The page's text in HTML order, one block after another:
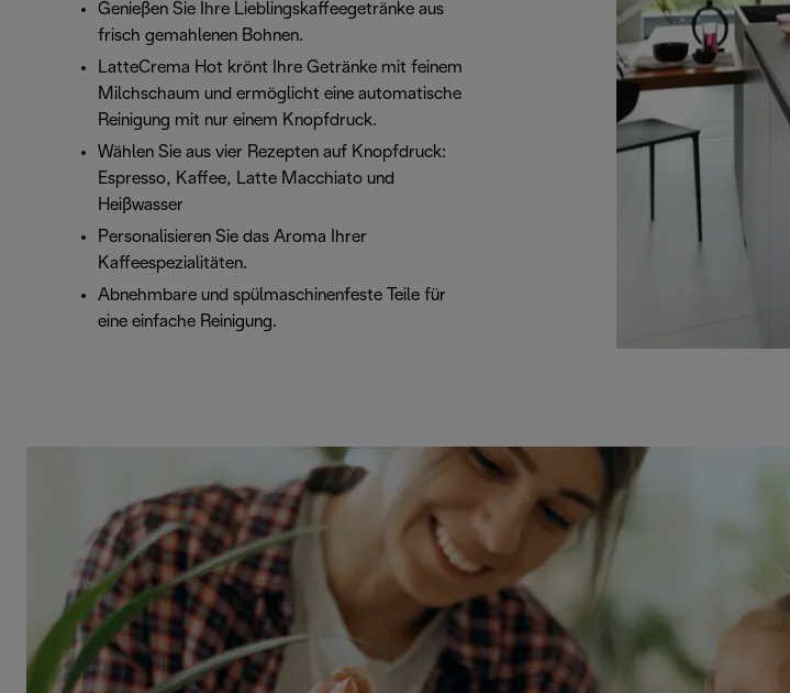
Genießen Sie Ihre Lieblingskaffeegetränke aus
frisch gemahlenen Bohnen.
LatteCrema Hot krönt Ihre Getränke mit feinem
Milchschaum und ermöglicht eine automatische
Reinigung mit nur einem Knopfdruck.
Wählen Sie aus vier Rezepten auf Knopfdruck:
Espresso, Kaffee, Latte Macchiato und
Heißwasser
Personalisieren Sie das Aroma Ihrer
Kaffeespezialitäten.
Abnehmbare und spülmaschinenfeste Teile für
eine einfache Reinigung.